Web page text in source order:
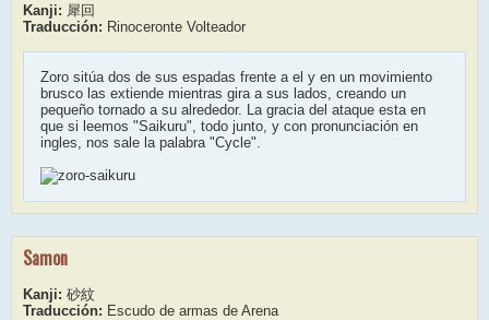
Kanji: 犀回
Traducción: Rinoceronte Volteador
Zoro sitúa dos de sus espadas frente a el y en un movimiento
brusco las extiende mientras gira a sus lados, creando un
pequeño tornado a su alrededor. La gracia del ataque esta en
que si leemos "Saikuru", todo junto, y con pronunciación en
ingles, nos sale la palabra "Cycle".
Samon
Kanji: 砂紋
Traducción: Escudo de armas de Arena